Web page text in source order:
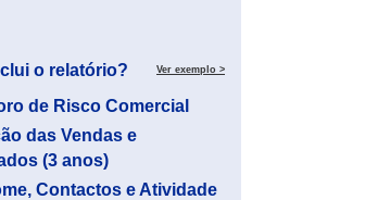
o relatório? Ver exemplo >
de Risco Comercial
das Vendas e
(3 anos)
Contactos e Atividade